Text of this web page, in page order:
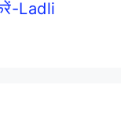
Ladli